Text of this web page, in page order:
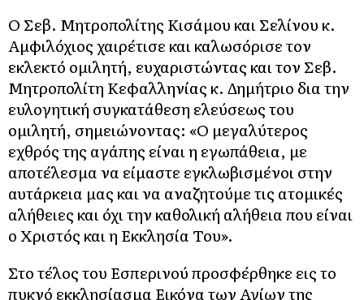
Ο Σεβ. Μητροπολίτης Κισάμου και Σελίνου κ.
Αμφιλόχιος χαιρέτισε και καλωσόρισε τον
εκλεκτό ομιλητή, ευχαριστώντας και τον Σεβ.
Μητροπολίτη Κεφαλληνίας κ. Δημήτριο δια την
ευλογητική συγκατάθεση ελεύσεως του
ομιλητή, σημειώνοντας: «Ο μεγαλύτερος
εχθρός της αγάπης είναι η εγωπάθεια, με
αποτέλεσμα να είμαστε εγκλωβισμένοι στην
αυτάρκεια μας και να αναζητούμε τις ατομικές
αλήθειες και όχι την καθολική αλήθεια που είναι
ο Χριστός και η Εκκλησία Του».
Στο τέλος του Εσπερινού προσφέρθηκε εις το
πυκνό εκκλησίασμα Εικόνα των Αγίων της